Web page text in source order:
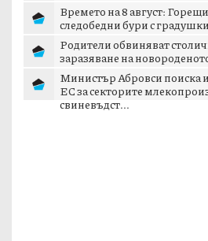
Времето на 8 август:
следобедни бури с градушки
Родители обвиняват
заразяване на
Министър Абровси поиска
ЕС за секторите
свиневъдст...